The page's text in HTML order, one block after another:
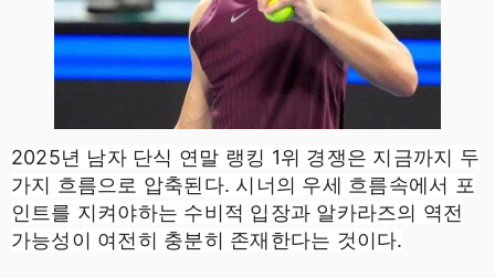
2025년 남자 단식 연말 랭킹 1위 경쟁은 지금까지 두
가지 흐름으로 압축된다. 시너의 우세 흐름속에서 포
인트를 지켜야하는 수비적 입장과 알카라즈의 역전
가능성이 여전히 충분히 존재한다는 것이다.